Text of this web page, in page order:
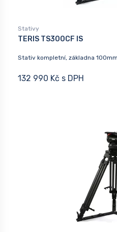
Stativy
TERIS TS300CF IS
Stativ kompletní, základna
132 990 Kč s DPH